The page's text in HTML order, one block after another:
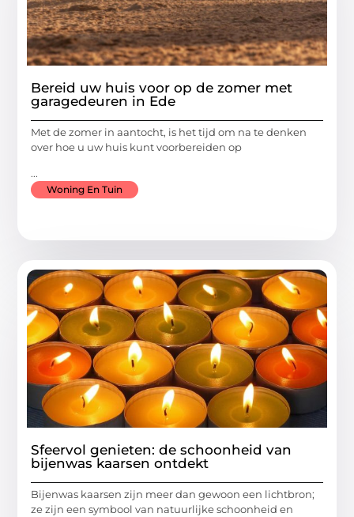
Bereid uw huis voor op de zomer met
garagedeuren in Ede
Met de zomer in aantocht, is het tijd om na te denken
over hoe u uw huis kunt voorbereiden op
...
Woning En Tuin
Sfeervol genieten: de schoonheid van
bijenwas kaarsen ontdekt
Bijenwas kaarsen zijn meer dan gewoon een lichtbron;
ze zijn een symbool van natuurlijke schoonheid en